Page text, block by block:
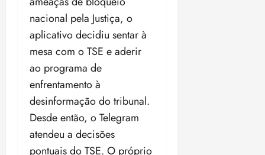
nacional pela Justiça, o
aplicativo decidiu sentar à
mesa com o TSE e aderir
ao programa de
enfrentamento à
desinformação do tribunal.
Desde então, o Telegram
atendeu a decisões
pontuais do TSE. O próprio